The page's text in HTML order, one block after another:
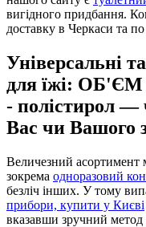
вигідного придбання.
доставку в Черкаси та по
Універсальні
для їжі: ОБ'ЄМ
- полістирол —
Вас чи Вашого
Величезний асортимент
зокрема одноразовий
безліч інших. У тому
прибори, купити у Києві
вказавши зручний метод